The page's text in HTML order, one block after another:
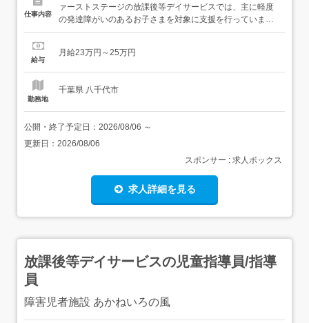
仕事内容
ァーストステージの放課後等デイサービスでは、主に軽度
の発達障がいのあるお子さまを対象に支援を行っていま
す。 具体的なお仕事は以下のとおりです。・児童や保護者
業日に行うイベントの企画・運営・請求関連の事務作業・
給与
月給23万円～25万円
勤務地
千葉県 八千代市
公開・終了予定日： 2026/08/06 ～
更新日： 2026/08/06
スポンサー : 求人ボックス
求人詳細を見る
放課後等デイサービスの児童指導員/指導
員
障害児者施設 あかねいろの風